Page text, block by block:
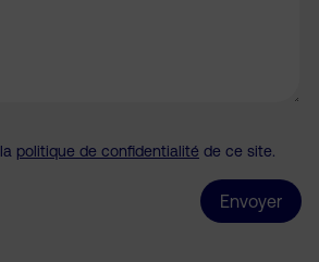
politique de confidentialité de ce site.